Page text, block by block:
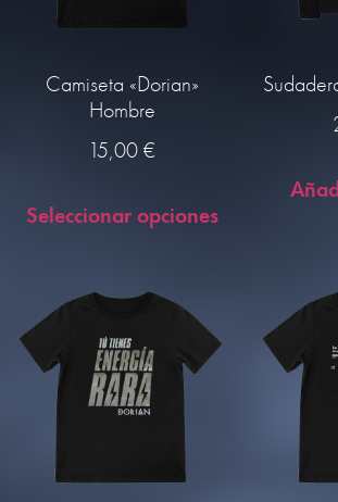
Camiseta «Dorian»
Hombre
15,00€
Seleccionar opciones